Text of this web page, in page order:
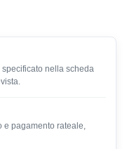
nella scheda
e pagamento rateale,